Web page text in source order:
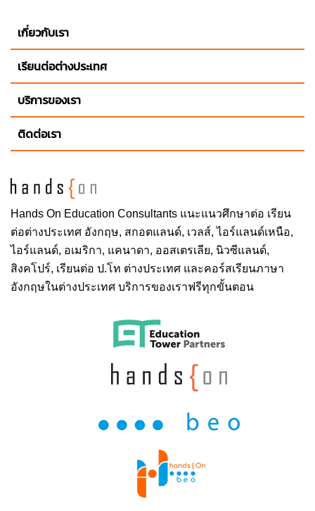
Hands On Education Consultants แนะแนวศึกษาต่อ เรียน
ต่อต่างประเทศ อังกฤษ, สกอตแลนด์, เวลส์, ไอร์แลนด์เหนือ,
ไอร์แลนด์, อเมริกา, แคนาดา, ออสเตรเลีย, นิวซีแลนด์,
สิงคโปร์, เรียนต่อ ป.โท ต่างประเทศ และคอร์สเรียนภาษา
อังกฤษในต่างประเทศ บริการของเราฟรีทุกขั้นตอน
เกี่ยวกับเรา
เรียนต่อต่างประเทศ
บริการของเรา
ติดต่อเรา